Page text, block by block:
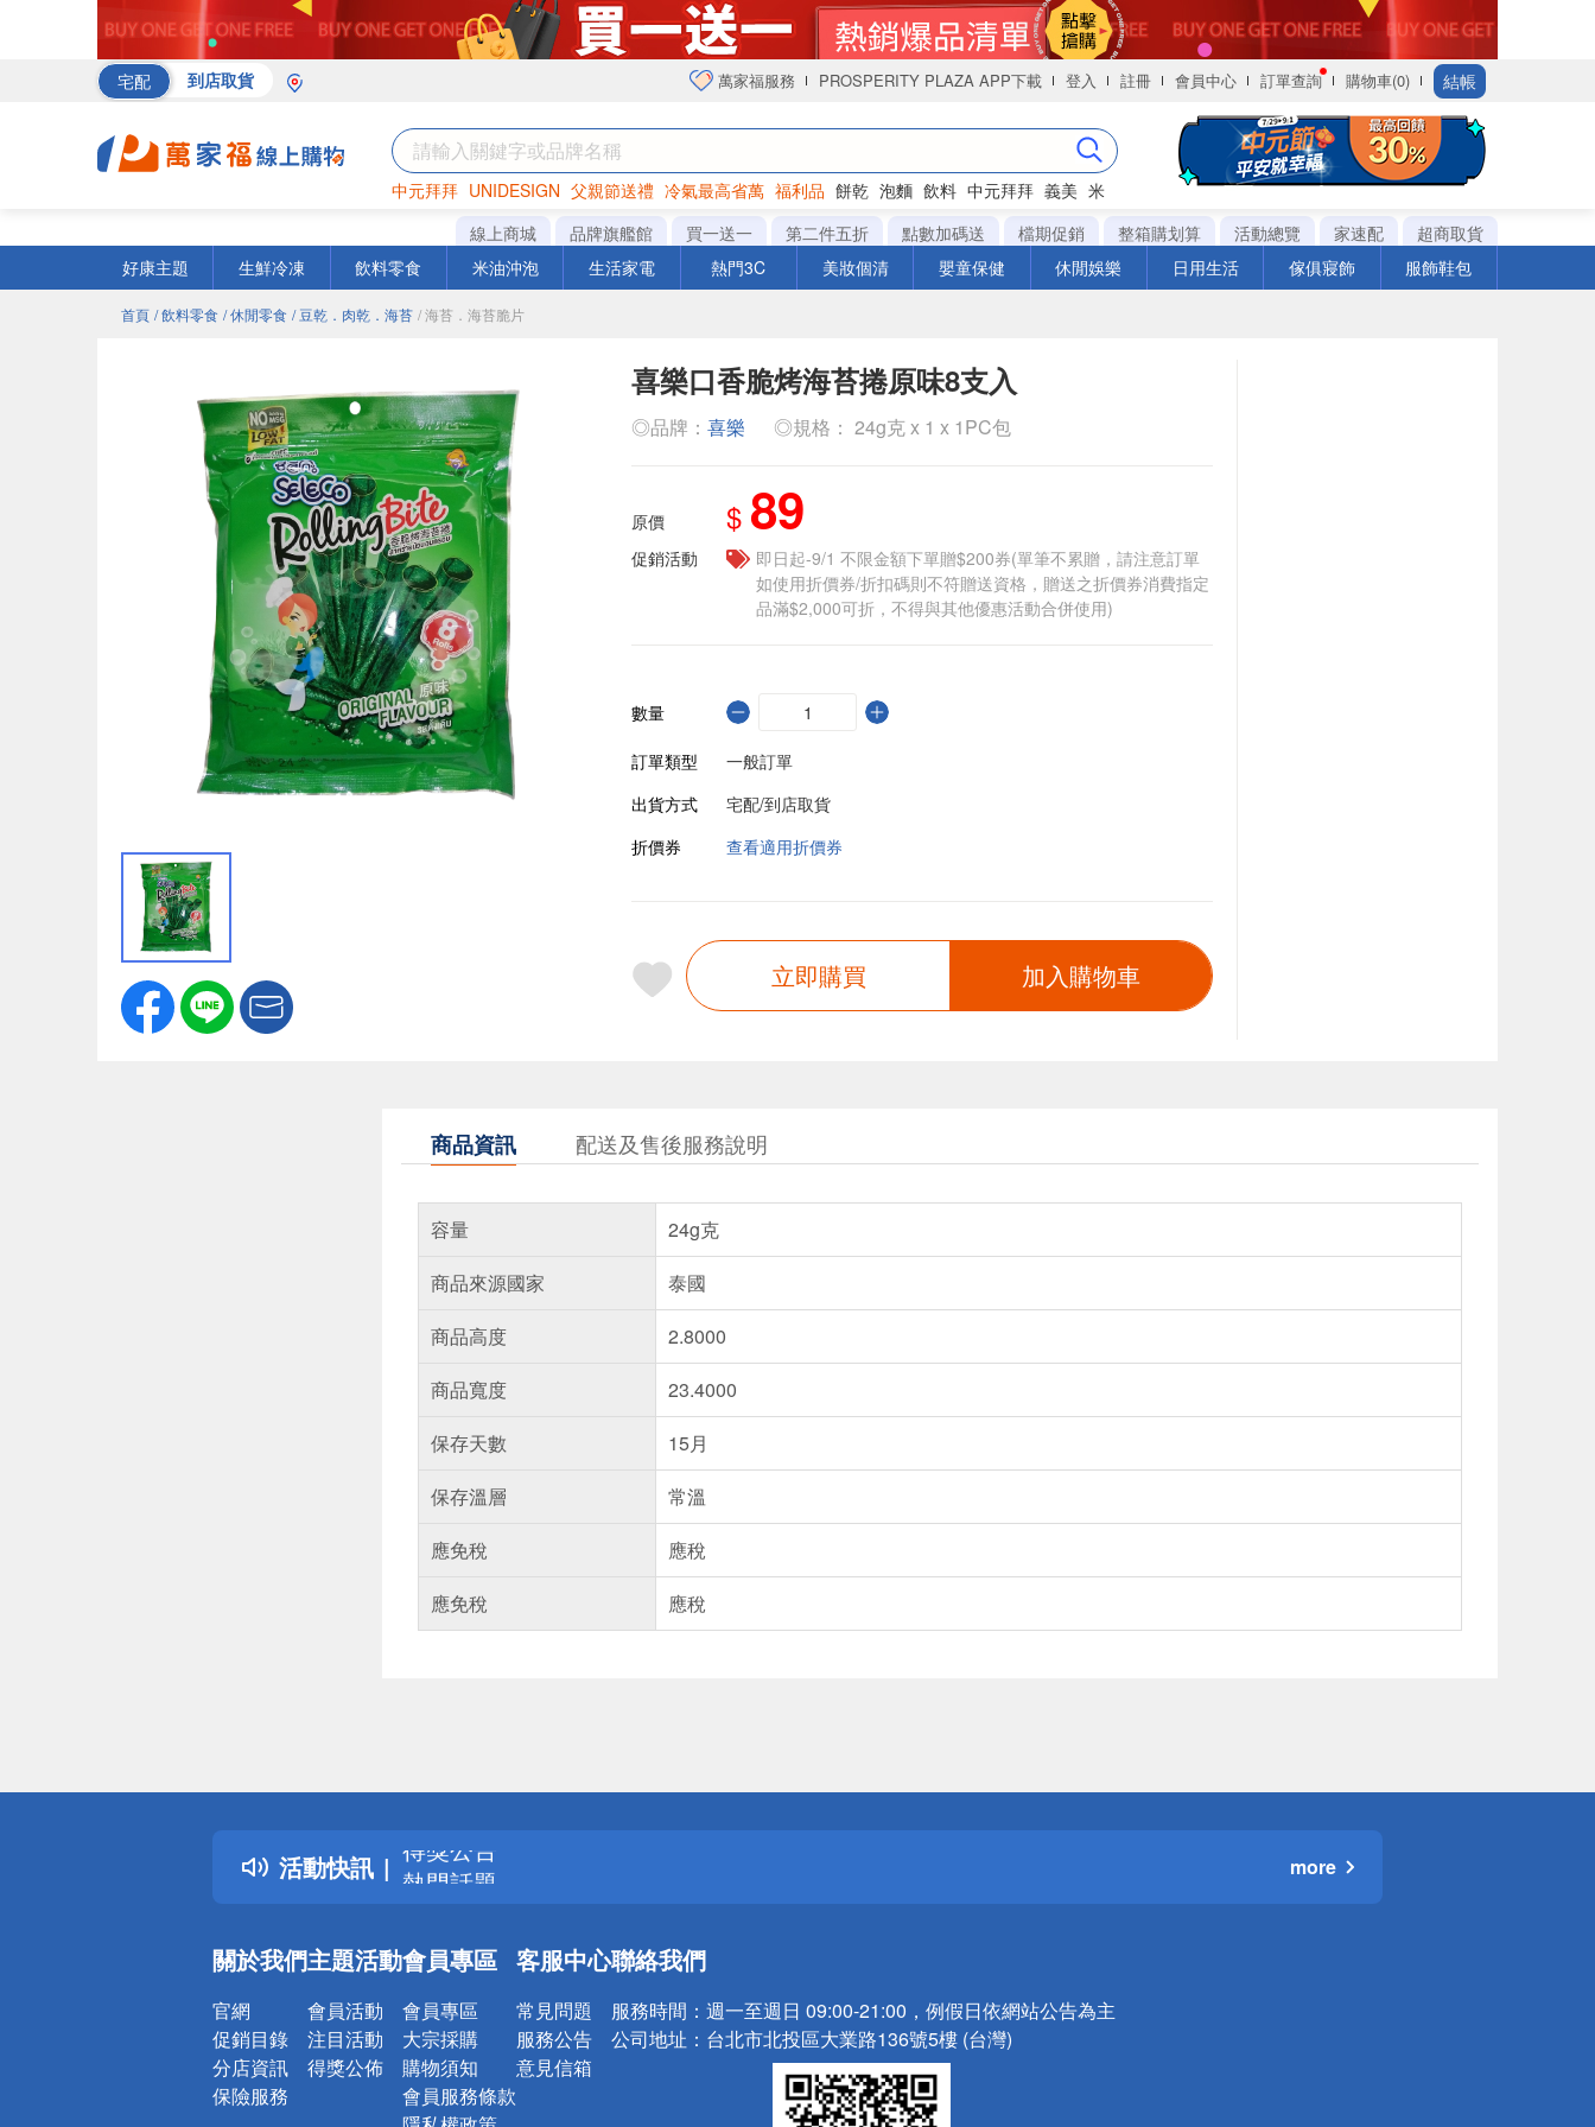
宅配 到店取貨 萬家福服務 PROSPERITY PLAZA APP下載 登入 註冊 會員中心 訂單查詢 購物車(0) 結帳
中元拜拜 UNIDESIGN 父親節送禮 冷氣最高省萬 福利品 餅乾 泡麵 飲料 中元拜拜 義美 米
巧克力 罐頭 衛生紙
線上商城 品牌旗艦館 買一送一 第二件五折 點數加碼送 檔期促銷 整箱購划算 活動總覽 家速配
超商取貨
好康主題
生鮮冷凍 飲料零食 米油沖泡 生活家電 熱門3C 美妝個清 嬰童保健 休閒娛樂 日用生活 傢俱寢飾 服飾鞋包
首頁 / 飲料零食 / 休閒零食 / 豆乾．肉乾．海苔 / 海苔．海苔脆片
喜樂口香脆烤海苔捲原味8支入
◎品牌： 喜樂 ◎規格： 24g克 x 1 x 1PC包
原價 $ 89
促銷活動
即日起-9/1 不限金額下單贈$200券(單筆不累贈，請注意訂單
如使用折價券/折扣碼則不符贈送資格，贈送之折價券消費指定
品滿$2,000可折，不得與其他優惠活動合併使用)
數量
訂單類型
一般訂單
出貨方式
宅配/到店取貨
折價券
查看適用折價券
立即購買 加入購物車
商品資訊 配送及售後服務說明
容量
24g克
商品來源國家
泰國
商品高度
2.8000
商品寬度
23.4000
保存天數
15月
保存溫層
常溫
應免稅
應稅
應免稅
應稅
活動快訊
詐騙網頁！請小心！
得獎公告
熱門話題
銀行優惠
詐騙網頁！請小心！
more
關於我們
官網
促銷目錄
分店資訊
保險服務
主題活動
會員活動
注目活動
得獎公佈
會員專區
會員專區
大宗採購
購物須知
會員服務條款
客服中心
常見問題
服務公告
意見信箱
聯絡我們
服務時間： 週一至週日 09:00-21:00，例假日依網站公告為主
公司地址： 台北市北投區大業路136號5樓 (台灣)